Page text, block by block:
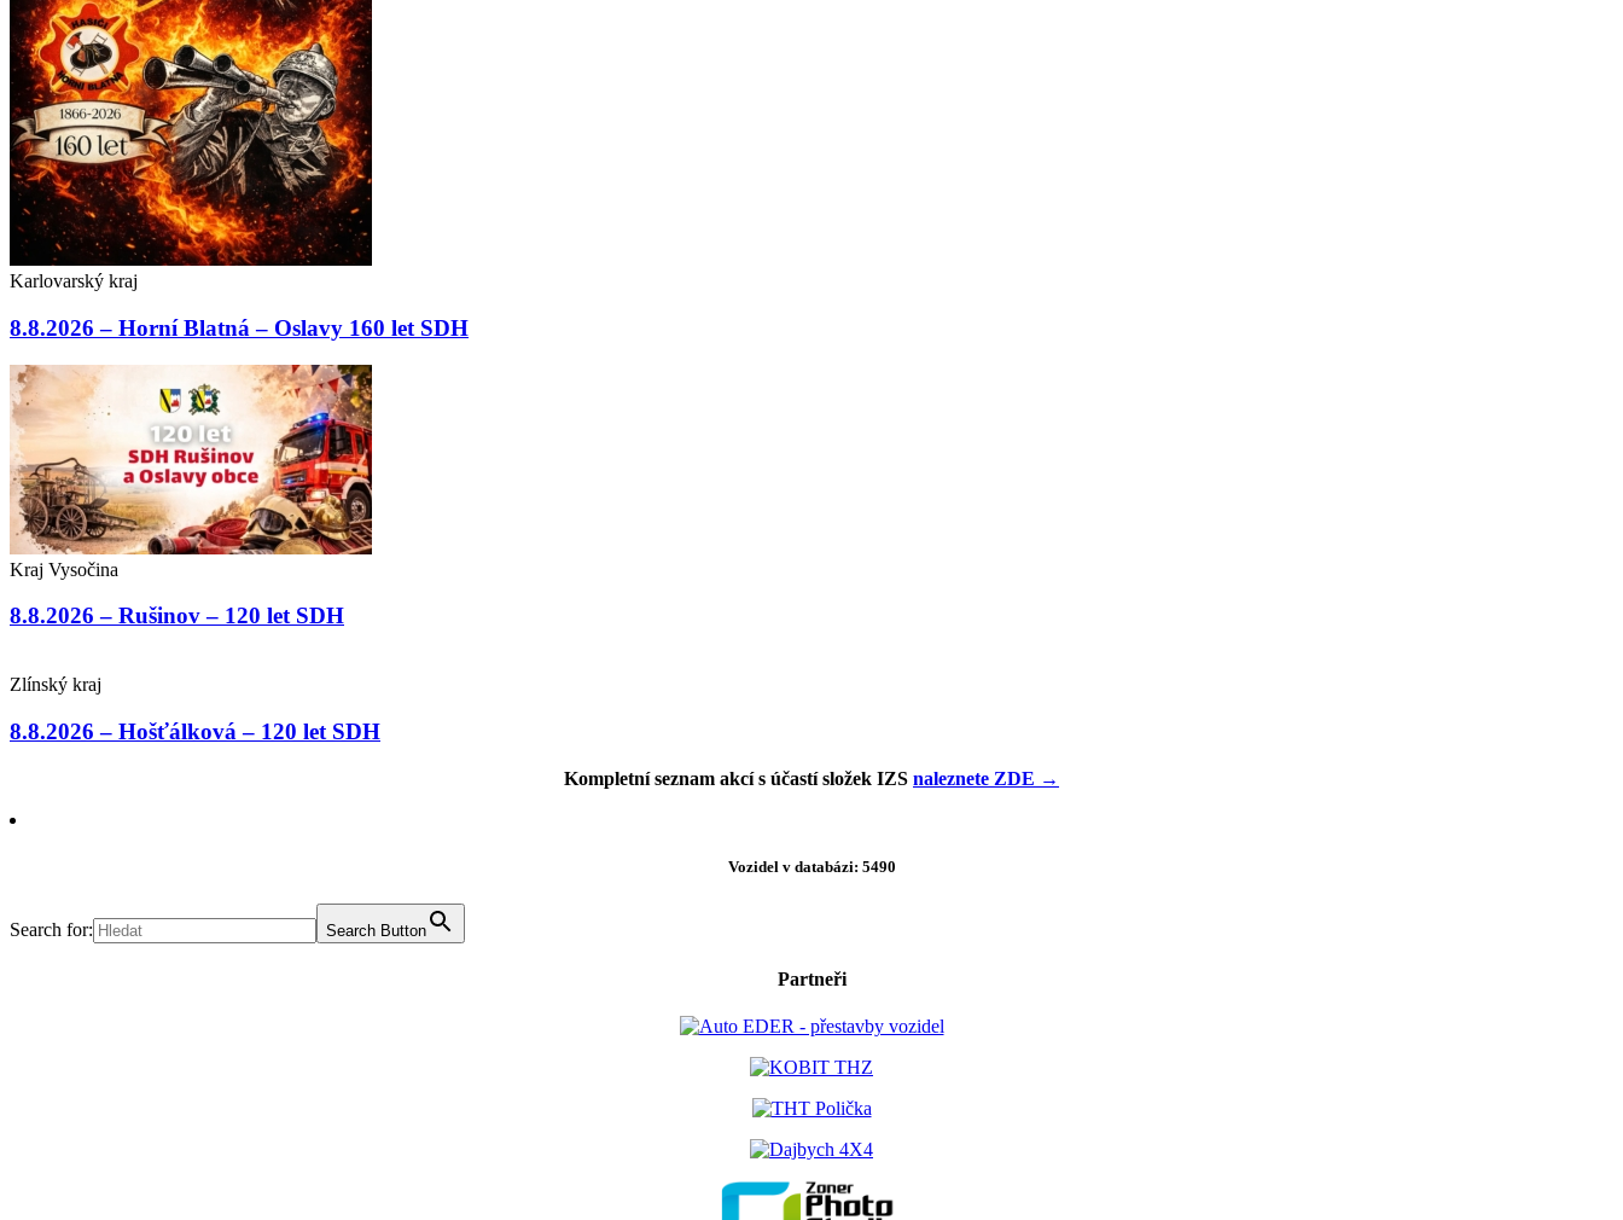
Karlovarský kraj
8.8.2026 – Horní Blatná – Oslavy 160 let SDH
Kraj Vysočina
8.8.2026 – Rušinov – 120 let SDH
Zlínský kraj
8.8.2026 – Hošťálková – 120 let SDH
Kompletní seznam akcí s účastí složek IZS naleznete ZDE →
Vozidel v databázi: 5490
Search for: Search Button
Partneři